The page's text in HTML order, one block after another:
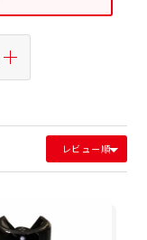
レビュー順